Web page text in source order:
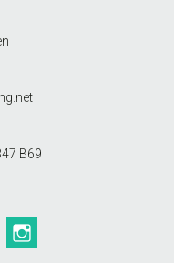
B69
Pinterest